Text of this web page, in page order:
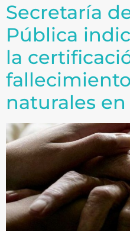
Secretaría
Pública
la
naturales